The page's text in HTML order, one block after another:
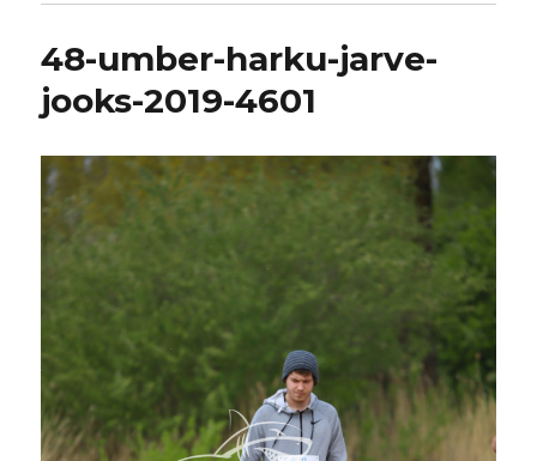
48-umber-harku-jarve-
jooks-2019-4601